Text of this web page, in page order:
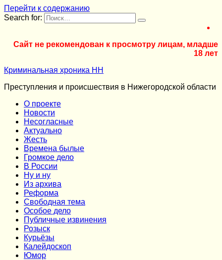
Перейти к содержанию
Search for:
Сайт не рекомендован к просмотру лицам, младше
18 лет
Криминальная хроника НН
Преступления и происшествия в Нижегородской области
О проекте
Новости
Несогласные
Актуально
Жесть
Времена былые
Громкое дело
В России
Ну и ну
Из архива
Реформа
Cвободная тема
Особое дело
Публичные извинения
Розыск
Курьёзы
Калейдоскоп
Юмор